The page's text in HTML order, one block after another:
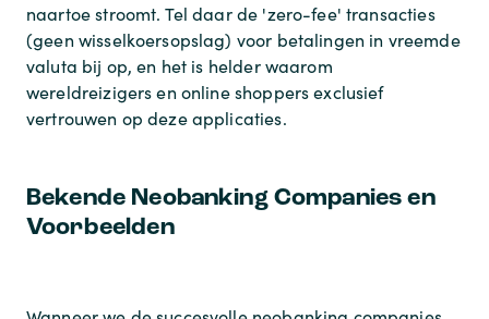
naartoe stroomt. Tel daar de 'zero-fee' transacties
(geen wisselkoersopslag) voor betalingen in vreemde
valuta bij op, en het is helder waarom
wereldreizigers en online shoppers exclusief
vertrouwen op deze applicaties.
Bekende Neobanking Companies en
Voorbeelden